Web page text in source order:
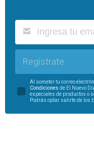
Regístrate
Al someter tu correo
Condiciones de El Nuevo
especiales de productos o
Podrás optar salirte de los